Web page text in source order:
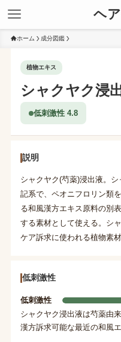
ヘ
ホーム 成分図鑑
植物エキス
シャクヤク浸
低刺激性 4.8
説明
シャクヤク(芍薬)浸出液。
記系で、ペオニフロリン類
る和風漢方エキス原料の別
する素材として使える。シ
ケア訴求に使われる植物素材
低刺激性
低刺激性
シャクヤク浸出液は芍薬由
漢方訴求可能な最近の和風